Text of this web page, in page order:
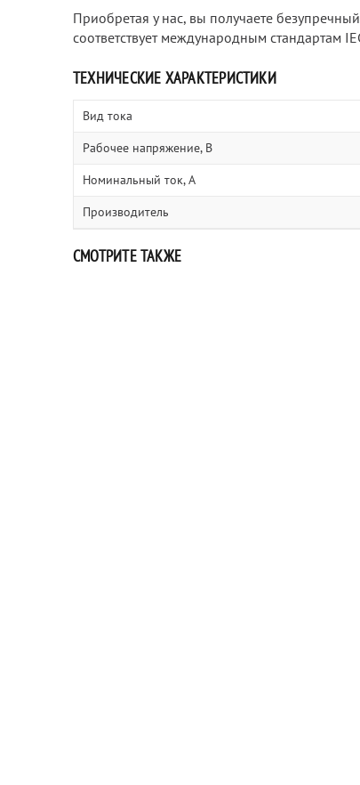
Приобретая у нас, вы получаете
соответствует международным стандартам
ТЕХНИЧЕСКИЕ ХАРАКТЕРИСТИКИ
Вид тока
Рабочее напряжение, В
Номинальный ток, А
Производитель
СМОТРИТЕ ТАКЖЕ